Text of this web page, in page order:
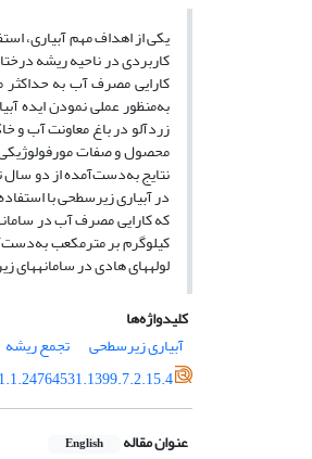
یکی از اهداف مهم آبیاری،
کاربردی در ناحیه ریشه
کارایی مصرف آب به حداکثر
نتایج به‌دست‌آمده از دو
در آبیاری زیر­سطحی با
کیلوگرم بر مترمکعب
لوله­های هادی در
کلیدواژه‌ها
آبیاری زیرسطحی
تجمع ریشه
عنوان مقاله English